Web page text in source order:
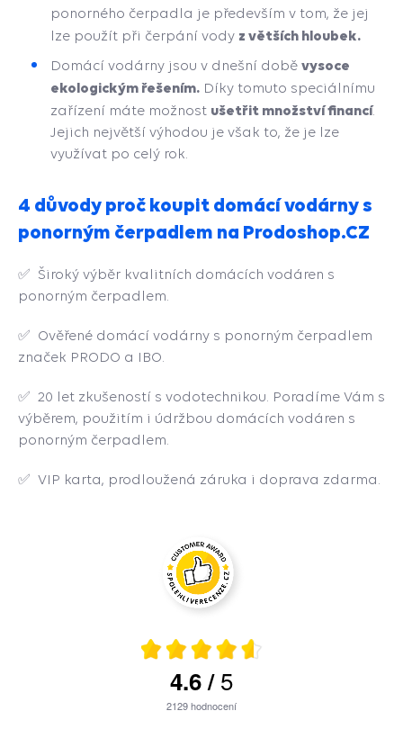
ponorného čerpadla je především v tom, že jej
lze použít při čerpání vody z větších hloubek.
Domácí vodárny jsou v dnešní době vysoce
ekologickým řešením. Díky tomuto speciálnímu
zařízení máte možnost ušetřit množství financí.
Jejich největší výhodou je však to, že je lze
využívat po celý rok.
4 důvody proč koupit domácí vodárny s
ponorným čerpadlem na Prodoshop.CZ
✅ Široký výběr kvalitních domácích vodáren s
ponorným čerpadlem.
✅ Ověřené domácí vodárny s ponorným čerpadlem
značek PRODO a IBO.
✅ 20 let zkušeností s vodotechnikou. Poradíme Vám s
výběrem, použitím i údržbou domácích vodáren s
ponorným čerpadlem.
✅ VIP karta, prodloužená záruka i doprava zdarma.
4.6/5
2129hodnocení